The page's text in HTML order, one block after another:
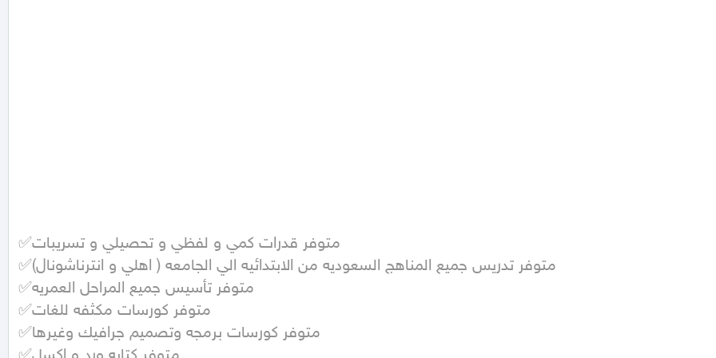
✅متوفر قدرات كمي و لفظي و تحصيلي و تسريبات
✅متوفر تدريس جميع المناهج السعوديه من الابتدائيه الي الجامعه ( اهلي و انترناشونال)
✅متوفر تأسيس جميع المراحل العمريه
✅متوفر كورسات مكثفه للغات
✅متوفر كورسات برمجه وتصميم جرافيك وغيرها